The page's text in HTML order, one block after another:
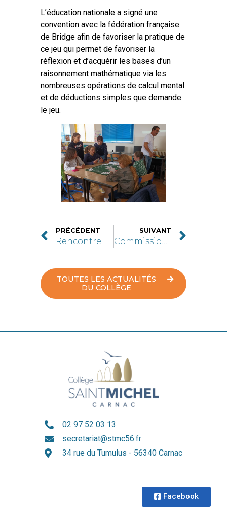
L’éducation nationale a signé une
convention avec la fédération française
de Bridge afin de favoriser la pratique de
ce jeu qui permet de favoriser la
réflexion et d’acquérir les bases d’un
raisonnement mathématique via les
nombreuses opérations de calcul mental
et de déductions simples que demande
le jeu.
PRÉCÉDENT SUIVANT
TOUTES LES ACTUALITÉS
DU COLLÈGE
02 97 52 03 13
secretariat@stmc56.fr
34 rue du Tumulus - 56340 Carnac
Facebook